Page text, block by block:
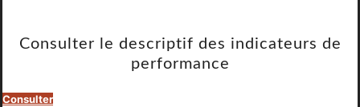
Consulter le descriptif des indicateurs de
performance
Consulter